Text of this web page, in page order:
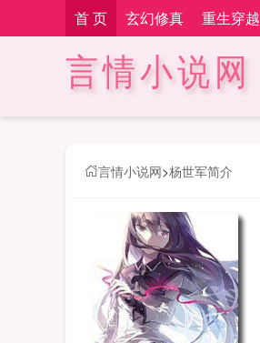
首 页 玄幻修真 重生穿越
言情小说网
言情小说网>杨世军简介